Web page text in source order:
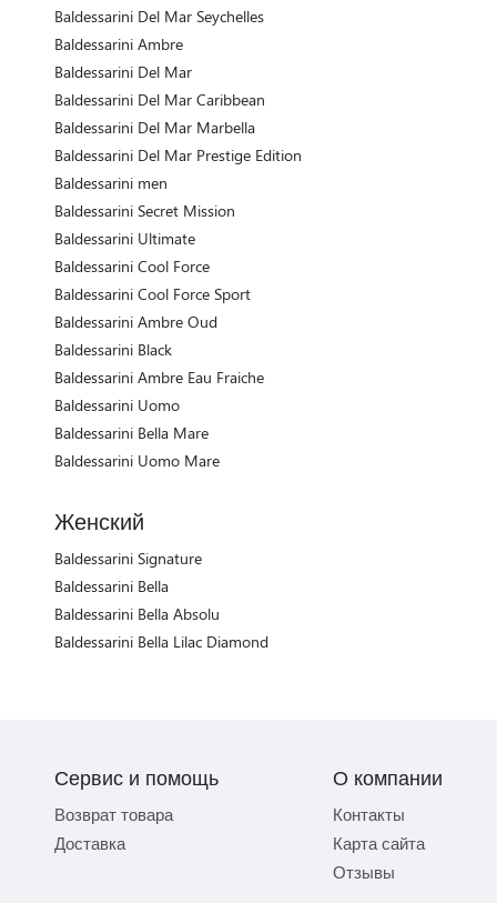
Baldessarini Del Mar Seychelles
Baldessarini Ambre
Baldessarini Del Mar
Baldessarini Del Mar Caribbean
Baldessarini Del Mar Marbella
Baldessarini Del Mar Prestige Edition
Baldessarini men
Baldessarini Secret Mission
Baldessarini Ultimate
Baldessarini Cool Force
Baldessarini Cool Force Sport
Baldessarini Ambre Oud
Baldessarini Black
Baldessarini Ambre Eau Fraiche
Baldessarini Uomo
Baldessarini Bella Mare
Baldessarini Uomo Mare
Женский
Baldessarini Signature
Baldessarini Bella
Baldessarini Bella Absolu
Baldessarini Bella Lilac Diamond
Сервис и помощь
Возврат товара
Доставка
О компании
Контакты
Карта сайта
Отзывы